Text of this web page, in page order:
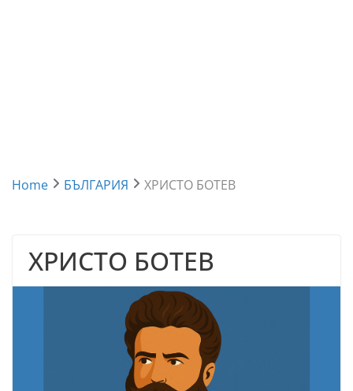
Home БЪЛГАРИЯ ХРИСТО БОТЕВ
ХРИСТО БОТЕВ